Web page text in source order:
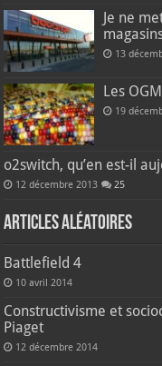
Je ne
13
Les
19
o2switch, qu’en est-il
12 décembre 2013 25
Articles aléatoires
Battlefield 4
10 avril 2014
Constructivisme et
Piaget
12 décembre 2014